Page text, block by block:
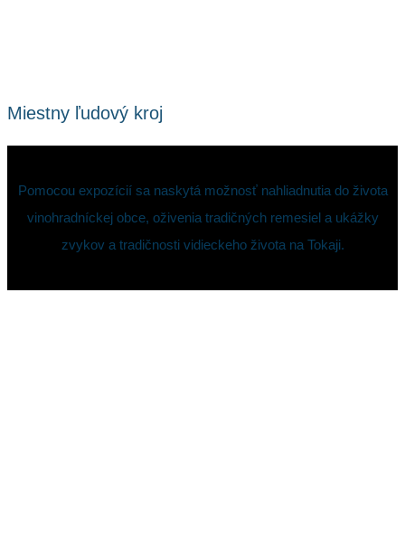
Miestny ľudový kroj
Pomocou expozícií sa naskytá možnosť nahliadnutia do života
vinohradníckej obce, oživenia tradičných remesiel a ukážky
zvykov a tradičnosti vidieckeho života na Tokaji.